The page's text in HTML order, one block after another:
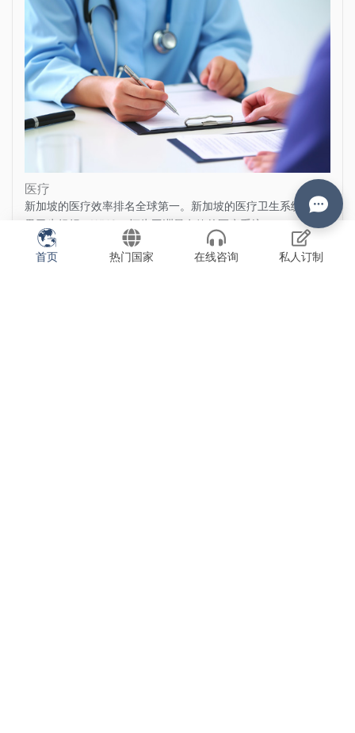
医疗
新加坡的医疗效率排名全球第一。新加坡的医疗卫生系统被世
界卫生组织（WHO）评为亚洲最有效的医疗系统。
首页 热门国家 在线咨询 私人订制